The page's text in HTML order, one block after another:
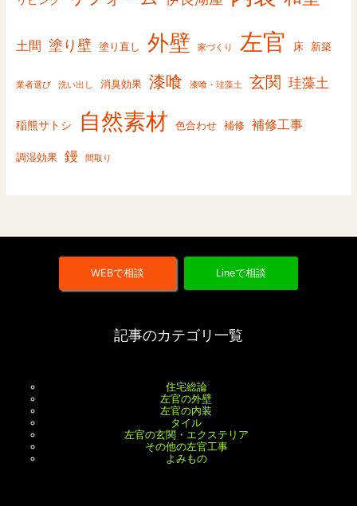
土間 塗り壁 塗り直し 外壁 家づくり 左官 床 新築
業者選び 洗い出し 消臭効果 漆喰 漆喰・珪藻土 玄関 珪藻土
稲熊サトシ 自然素材 色合わせ 補修 補修工事
調湿効果 鏝 間取り
WEBで相談 Lineで相談
記事のカテゴリ一覧
住宅総論
左官の外壁
左官の内装
タイル
左官の玄関・エクステリア
その他の左官工事
よみもの